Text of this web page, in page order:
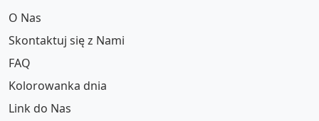
O Nas
Skontaktuj się z Nami
FAQ
Kolorowanka dnia
Link do Nas